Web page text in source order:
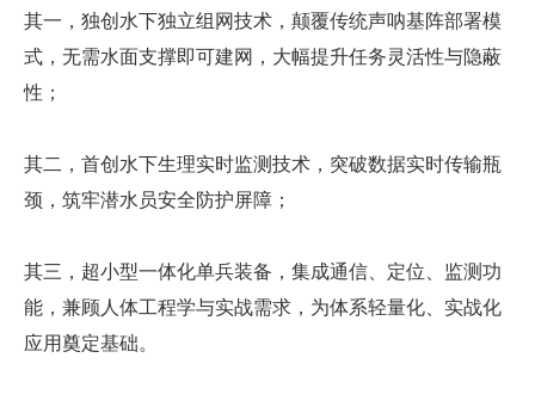
其一， 独创水下独立组网技术 ，颠覆传统声呐基阵部署模
式，无需水面支撑即可建网，大幅提升任务灵活性与隐蔽
性；
其二， 首创水下生理实时监测技术 ，突破数据实时传输瓶
颈， 筑牢潜水员安全防护屏障；
其三， 超小型一体化单兵装备 ，集成通信、定位、监测功
能，兼顾人体工程学与实战需求，为体系轻量化、实战化
应用奠定基础。